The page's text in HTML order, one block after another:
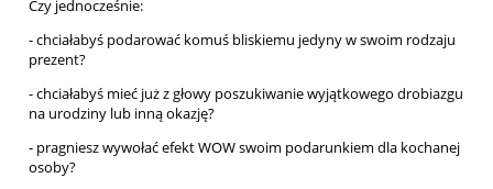
Czy jednocześnie:
- chciałabyś podarować komuś bliskiemu jedyny w swoim rodzaju
prezent?
- chciałabyś mieć już z głowy poszukiwanie wyjątkowego drobiazgu
na urodziny lub inną okazję?
- pragniesz wywołać efekt WOW swoim podarunkiem dla kochanej
osoby?